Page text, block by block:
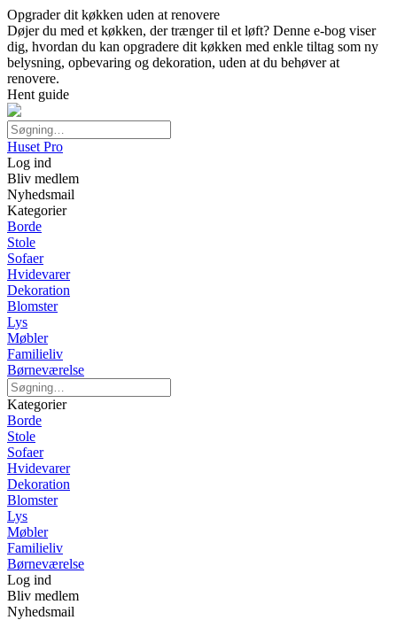
Opgrader dit køkken uden at renovere
Døjer du med et køkken, der trænger til et løft? Denne e-bog viser
dig, hvordan du kan opgradere dit køkken med enkle tiltag som ny
belysning, opbevaring og dekoration, uden at du behøver at
renovere.
Hent guide
Huset Pro
Log ind
Bliv medlem
Nyhedsmail
Kategorier
Borde
Stole
Sofaer
Hvidevarer
Dekoration
Blomster
Lys
Møbler
Familieliv
Børneværelse
Kategorier
Borde
Stole
Sofaer
Hvidevarer
Dekoration
Blomster
Lys
Møbler
Familieliv
Børneværelse
Log ind
Bliv medlem
Nyhedsmail